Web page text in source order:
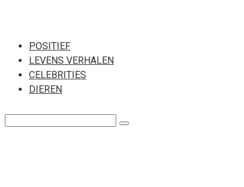
контенту
POSITIEF
LEVENS VERHALEN
CELEBRITIES
DIEREN
Поиск: